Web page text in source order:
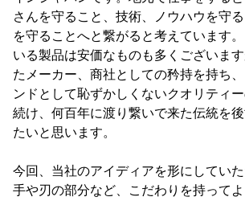
さんを守ること、技術、ノウハウを守
を守ることへと繋がると考えています
いる製品は安価なものも多くございま
たメーカー、商社としての矜持を持ち
ンドとして恥ずかしくないクオリティ
続け、何百年に渡り繋いで来た伝統を
たいと思います。
今回、当社のアイディアを形にしてい
手や刃の部分など、こだわりを持って